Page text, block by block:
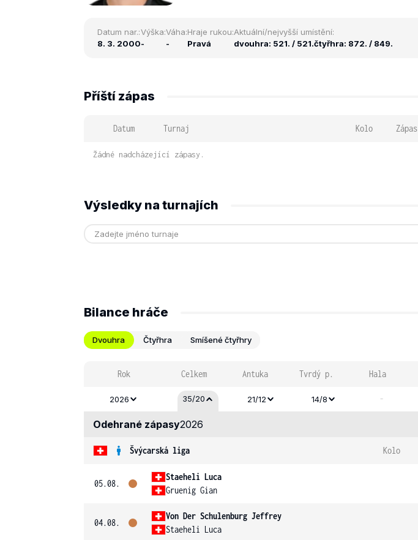
Datum nar.:
8. 3. 2000
Výška:
-
Váha:
-
Hraje rukou:
Pravá
Aktuální/nejvyšší umístění:
dvouhra: 521. / 521.čtyřhra: 872. / 849.
Příští zápas
Datum Turnaj Kolo Zápas
Žádné nadcházející zápasy.
Výsledky na turnajích
Bilance hráče
Dvouhra Čtyřhra Smíšené čtyřhry
Rok Celkem Antuka Tvrdý p. Hala
2026 35/20 21/12 14/8 -
Odehrané zápasy2026
Švýcarská liga Kolo
05.08.
Staeheli Luca
Gruenig Gian
04.08.
Von Der Schulenburg Jeffrey
Staeheli Luca